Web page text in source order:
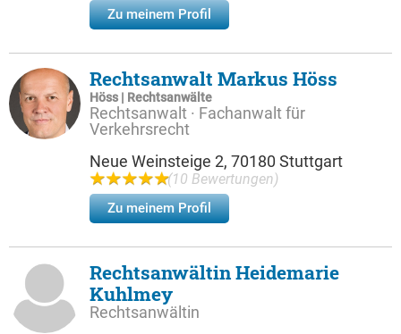
Zu meinem Profil
Rechtsanwalt Markus Höss
Höss | Rechtsanwälte
Rechtsanwalt · Fachanwalt für
Verkehrsrecht
Neue Weinsteige 2, 70180 Stuttgart
(10 Bewertungen)
Zu meinem Profil
Rechtsanwältin Heidemarie
Kuhlmey
Rechtsanwältin